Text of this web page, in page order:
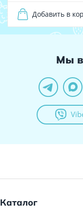
Добавить в
Мы
Каталог